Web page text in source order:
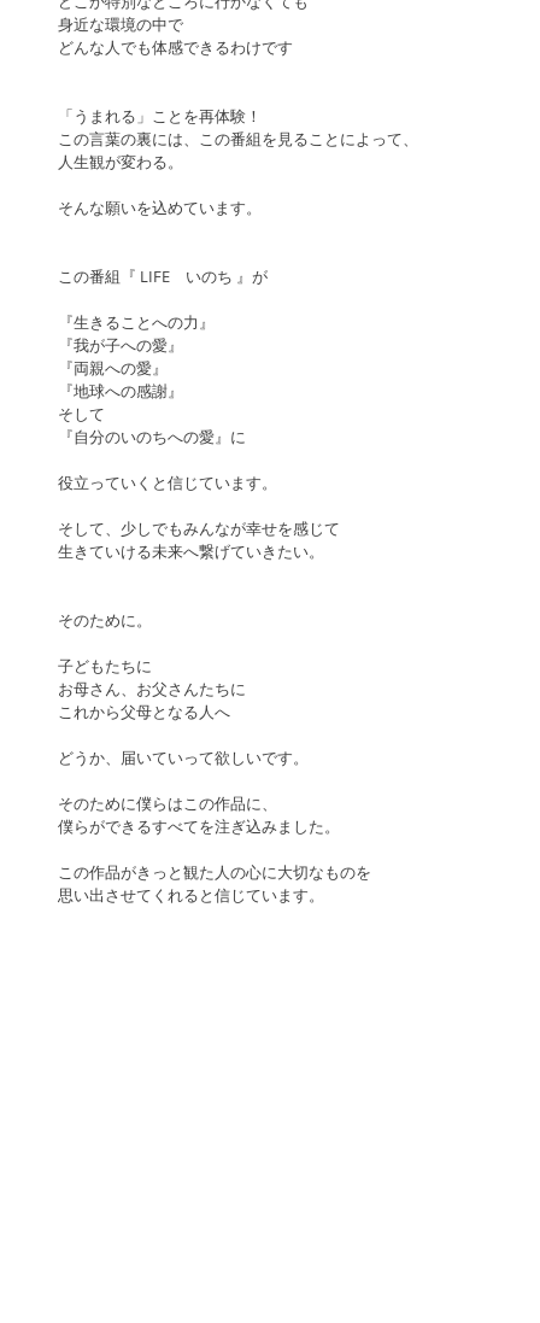
身近な環境の中で
どんな人でも体感できるわけです
「うまれる」ことを再体験！
この言葉の裏には、この番組を見ることによって、
人生観が変わる。
そんな願いを込めています。
この番組『 LIFE　いのち 』が
『生きることへの力』
『我が子への愛』
『両親への愛』
『地球への感謝』
そして
『自分のいのちへの愛』に
役立っていくと信じています。
そして、少しでもみんなが幸せを感じて
生きていける未来へ繋げていきたい。
そのために。
子どもたちに
お母さん、お父さんたちに
これから父母となる人へ
どうか、届いていって欲しいです。
そのために僕らはこの作品に、
僕らができるすべてを注ぎ込みました。
この作品がきっと観た人の心に大切なものを
思い出させてくれると信じています。